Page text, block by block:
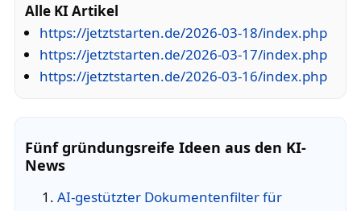
Alle KI Artikel
https://jetztstarten.de/2026-03-18/index.php
https://jetztstarten.de/2026-03-17/index.php
https://jetztstarten.de/2026-03-16/index.php
Fünf gründungsreife Ideen aus den KI-
News
AI-gestützter Dokumentenfilter für